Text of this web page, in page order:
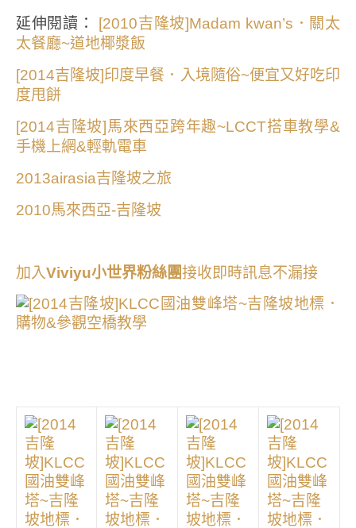
延伸閱讀：
[2010吉隆坡]Madam kwan’s．關太
太餐廳~道地椰漿飯
[2014吉隆坡]印度早餐．入境隨俗~便宜又好吃印
度甩餅
[2014吉隆坡]馬來西亞跨年趣~LCCT搭車教學&
手機上網&輕軌電車
2013airasia吉隆坡之旅
2010馬來西亞-吉隆坡
加入Viviyu小世界粉絲團接收即時訊息不漏接